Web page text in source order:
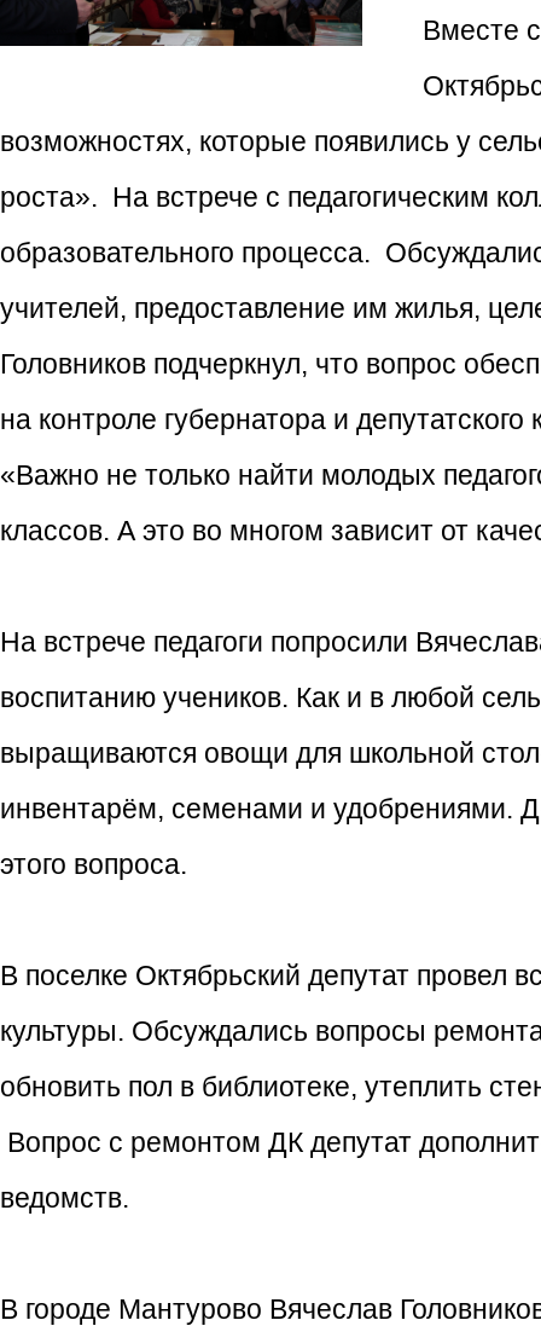
Вместе
возможностях, которые появились у
роста». На встрече с педагогическим
образовательного процесса.
учителей, предоставление им жилья,
Головников подчеркнул, что вопрос
на контроле губернатора и
«Важно не только найти молодых
классов. А это во многом зависит от
На встрече педагоги попросили
воспитанию учеников. Как и в любой
выращиваются овощи для школьной
инвентарём, семенами и удобрениями.
этого вопроса.
В поселке Октябрьский депутат провел
культуры. Обсуждались вопросы
обновить пол в библиотеке, утеплить
Вопрос с ремонтом ДК депутат
ведомств.
В городе Мантурово Вячеслав